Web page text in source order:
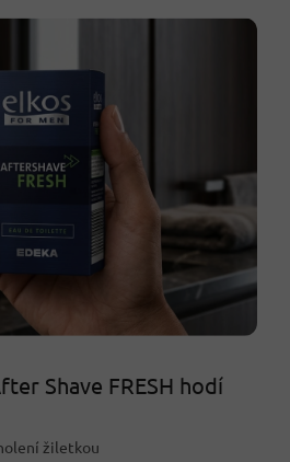
Shave FRESH hodí
žiletkou